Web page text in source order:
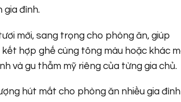
gia đình.
mới, sang trọng cho phòng ăn, giúp
hợp ghế cùng tông màu hoặc khác
và gu thẫm mỹ riêng của từng gia chủ.
hút mắt cho phòng ăn nhiều gia đình